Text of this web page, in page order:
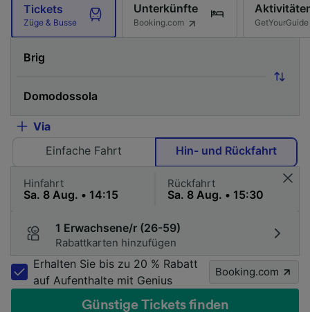
Tickets
Züge & Busse
Unterkünfte
Booking.com GetYourGuide
Via
Einfache Fahrt
Hin- und Rückfahrt
Hinfahrt Rückfahrt
1 Erwachsene/r (26-59)
Rabattkarten hinzufügen
Erhalten Sie bis zu 20 % Rabatt
auf Aufenthalte mit Genius
Booking.com
Günstige Tickets finden